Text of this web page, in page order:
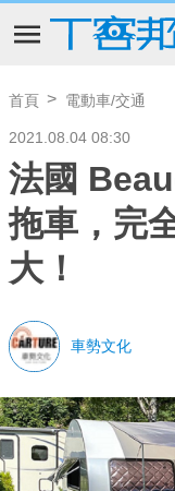
首頁 電動車/交通
2021.08.04 08:30
法國
拖車，完
大！
車勢文化